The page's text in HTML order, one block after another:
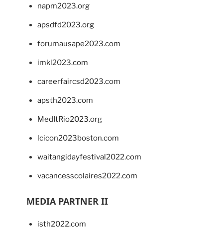
napm2023.org
apsdfd2023.org
forumausape2023.com
imkl2023.com
careerfaircsd2023.com
apsth2023.com
MedItRio2023.org
lcicon2023boston.com
waitangidayfestival2022.com
vacancesscolaires2022.com
MEDIA PARTNER II
isth2022.com